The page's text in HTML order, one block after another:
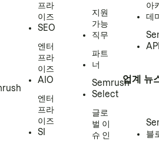
프라
이즈
SEO
엔터
프라
이즈
AIO
엔터
프라
이즈
SI
지원
가능
직무
파트
너
Semrush
Select
글로
벌 이
슈 인
아
데
업계 뉴
블